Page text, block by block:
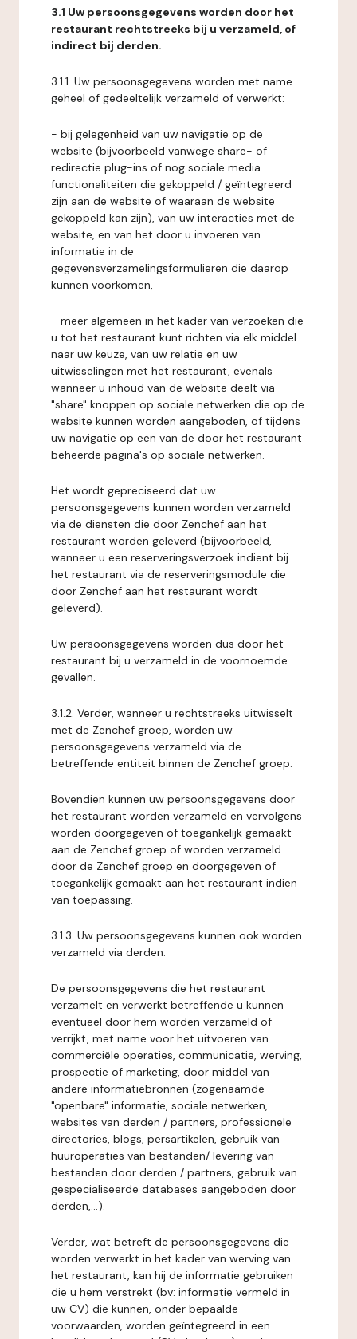
3.1 Uw persoonsgegevens worden door het
restaurant rechtstreeks bij u verzameld, of
indirect bij derden.
3.1.1. Uw persoonsgegevens worden met name
geheel of gedeeltelijk verzameld of verwerkt:
- bij gelegenheid van uw navigatie op de
website (bijvoorbeeld vanwege share- of
redirectie plug-ins of nog sociale media
functionaliteiten die gekoppeld / geïntegreerd
zijn aan de website of waaraan de website
gekoppeld kan zijn), van uw interacties met de
website, en van het door u invoeren van
informatie in de
gegevensverzamelingsformulieren die daarop
kunnen voorkomen,
- meer algemeen in het kader van verzoeken die
u tot het restaurant kunt richten via elk middel
naar uw keuze, van uw relatie en uw
uitwisselingen met het restaurant, evenals
wanneer u inhoud van de website deelt via
"share" knoppen op sociale netwerken die op de
website kunnen worden aangeboden, of tijdens
uw navigatie op een van de door het restaurant
beheerde pagina's op sociale netwerken.
Het wordt gepreciseerd dat uw
persoonsgegevens kunnen worden verzameld
via de diensten die door Zenchef aan het
restaurant worden geleverd (bijvoorbeeld,
wanneer u een reserveringsverzoek indient bij
het restaurant via de reserveringsmodule die
door Zenchef aan het restaurant wordt
geleverd).
Uw persoonsgegevens worden dus door het
restaurant bij u verzameld in de voornoemde
gevallen.
3.1.2. Verder, wanneer u rechtstreeks uitwisselt
met de Zenchef groep, worden uw
persoonsgegevens verzameld via de
betreffende entiteit binnen de Zenchef groep.
Bovendien kunnen uw persoonsgegevens door
het restaurant worden verzameld en vervolgens
worden doorgegeven of toegankelijk gemaakt
aan de Zenchef groep of worden verzameld
door de Zenchef groep en doorgegeven of
toegankelijk gemaakt aan het restaurant indien
van toepassing.
3.1.3. Uw persoonsgegevens kunnen ook worden
verzameld via derden.
De persoonsgegevens die het restaurant
verzamelt en verwerkt betreffende u kunnen
eventueel door hem worden verzameld of
verrijkt, met name voor het uitvoeren van
commerciële operaties, communicatie, werving,
prospectie of marketing, door middel van
andere informatiebronnen (zogenaamde
"openbare" informatie, sociale netwerken,
websites van derden / partners, professionele
directories, blogs, persartikelen, gebruik van
huuroperaties van bestanden/ levering van
bestanden door derden / partners, gebruik van
gespecialiseerde databases aangeboden door
derden,...).
Verder, wat betreft de persoonsgegevens die
worden verwerkt in het kader van werving van
het restaurant, kan hij de informatie gebruiken
die u hem verstrekt (bv: informatie vermeld in
uw CV) die kunnen, onder bepaalde
voorwaarden, worden geïntegreerd in een